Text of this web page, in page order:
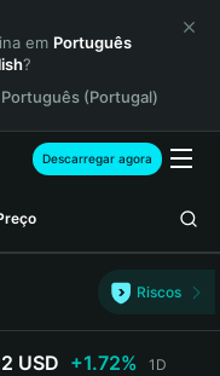
em Português
?
(Portugal)
Descarregar agora
Riscos
USD +1.72% 1D